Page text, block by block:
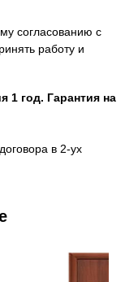
согласованию с
работу и
1 год. Гарантия на
в 2-ух